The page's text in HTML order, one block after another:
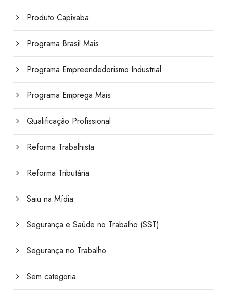
Produto Capixaba
Programa Brasil Mais
Programa Empreendedorismo Industrial
Programa Emprega Mais
Qualificação Profissional
Reforma Trabalhista
Reforma Tributária
Saiu na Mídia
Segurança e Saúde no Trabalho (SST)
Segurança no Trabalho
Sem categoria